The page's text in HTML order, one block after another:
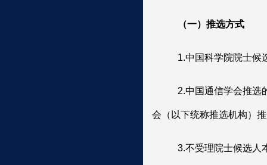
（一）推选方式
1.中国科学院院士候
2.中国通信学会推选
会（以下统称推选机构）
3.不受理院士候选人